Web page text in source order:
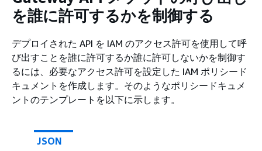
を誰に許可するかを制御する
デプロイされた API を IAM のアクセス許可を使用して呼
び出すことを誰に許可するか誰に許可しないかを制御す
るには、必要なアクセス許可を設定した IAM ポリシード
キュメントを作成します。そのようなポリシードキュメ
ントのテンプレートを以下に示します。
JSON